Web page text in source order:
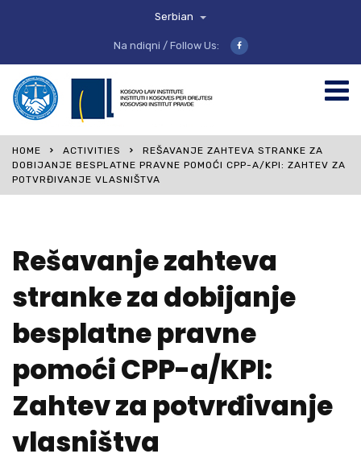
Serbian
Na ndiqni / Follow Us:
HOME ACTIVITIES
REŠAVANJE ZAHTEVA STRANKE ZA
DOBIJANJE BESPLATNE PRAVNE POMOĆI CPP-A/KPI: ZAHTEV ZA
POTVRĐIVANJE VLASNIŠTVA
Rešavanje zahteva
stranke za dobijanje
besplatne pravne
pomoći CPP-a/KPI:
Zahtev za potvrđivanje
vlasništva